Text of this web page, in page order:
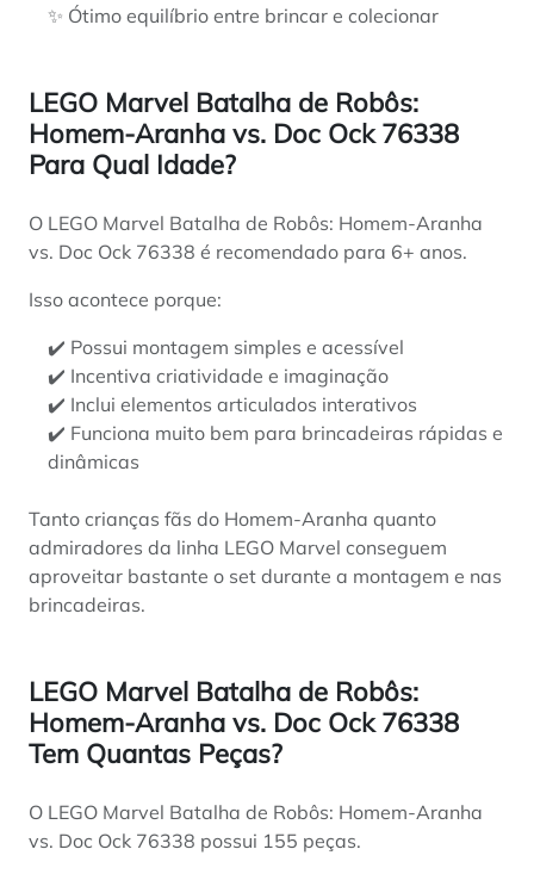
✨ Ótimo equilíbrio entre brincar e colecionar
LEGO Marvel Batalha de Robôs:
Homem-Aranha vs. Doc Ock 76338
Para Qual Idade?
O LEGO Marvel Batalha de Robôs: Homem-Aranha
vs. Doc Ock 76338 é recomendado para 6+ anos.
Isso acontece porque:
✔️ Possui montagem simples e acessível
✔️ Incentiva criatividade e imaginação
✔️ Inclui elementos articulados interativos
✔️ Funciona muito bem para brincadeiras rápidas e
dinâmicas
Tanto crianças fãs do Homem-Aranha quanto
admiradores da linha LEGO Marvel conseguem
aproveitar bastante o set durante a montagem e nas
brincadeiras.
LEGO Marvel Batalha de Robôs:
Homem-Aranha vs. Doc Ock 76338
Tem Quantas Peças?
O LEGO Marvel Batalha de Robôs: Homem-Aranha
vs. Doc Ock 76338 possui 155 peças.